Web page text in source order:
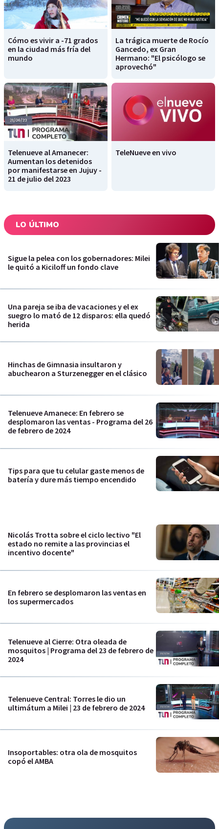
Cómo es vivir a -71 grados
en la ciudad más fría del
mundo
La trágica muerte de Rocío
Gancedo, ex Gran
Hermano: "El psicólogo se
aprovechó"
Telenueve al Amanecer:
Aumentan los detenidos
por manifestarse en Jujuy -
21 de julio del 2023
TeleNueve en vivo
LO ÚLTIMO
Sigue la pelea con los gobernadores: Milei
le quitó a Kiciloff un fondo clave
Una pareja se iba de vacaciones y el ex
suegro lo mató de 12 disparos: ella quedó
herida
Hinchas de Gimnasia insultaron y
abuchearon a Sturzenegger en el clásico
Telenueve Amanece: En febrero se
desplomaron las ventas - Programa del 26
de febrero de 2024
Tips para que tu celular gaste menos de
batería y dure más tiempo encendido
Nicolás Trotta sobre el ciclo lectivo "El
estado no remite a las provincias el
incentivo docente"
En febrero se desplomaron las ventas en
los supermercados
Telenueve al Cierre: Otra oleada de
mosquitos | Programa del 23 de febrero de
2024
Telenueve Central: Torres le dio un
ultimátum a Milei | 23 de febrero de 2024
Insoportables: otra ola de mosquitos
copó el AMBA